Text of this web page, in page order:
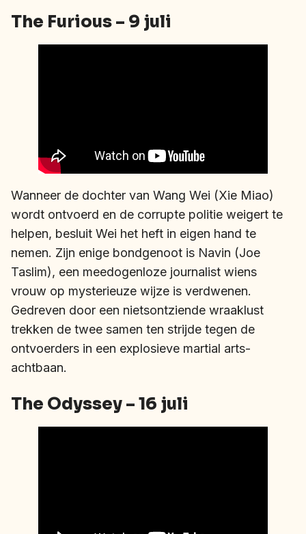
The Furious – 9 juli
Wanneer de dochter van Wang Wei (Xie Miao)
wordt ontvoerd en de corrupte politie weigert te
helpen, besluit Wei het heft in eigen hand te
nemen. Zijn enige bondgenoot is Navin (Joe
Taslim), een meedogenloze journalist wiens
vrouw op mysterieuze wijze is verdwenen.
Gedreven door een nietsontziende wraaklust
trekken de twee samen ten strijde tegen de
ontvoerders in een explosieve martial arts-
achtbaan.
The Odyssey – 16 juli